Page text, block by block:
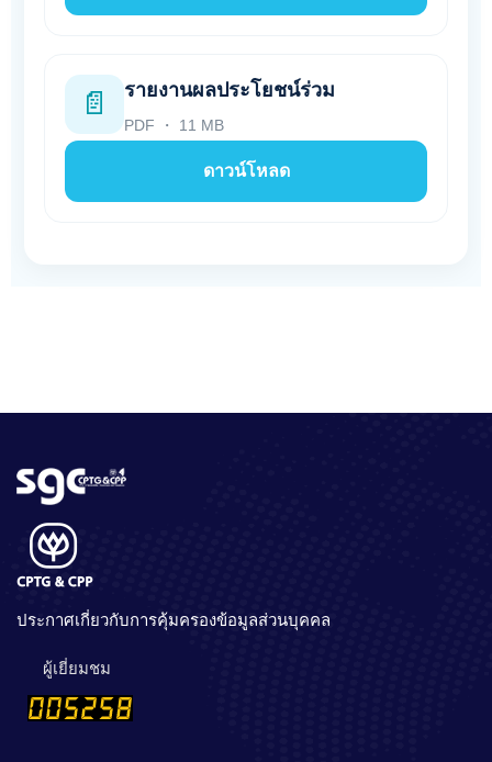
📄 รายงานผลประโยชน์ร่วม
PDF ・ 11 MB
ดาวน์โหลด
ประกาศเกี่ยวกับการคุ้มครองข้อมูลส่วนบุคคล
ผู้เยี่ยมชม